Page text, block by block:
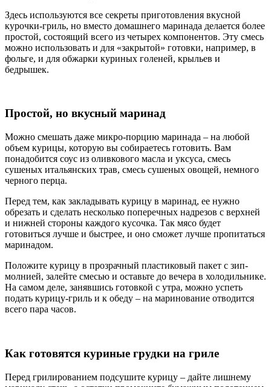
Здесь используются все секреты приготовления вкусной
курочки-гриль, но вместо домашнего маринада делается более
простой, состоящий всего из четырех компонентов. Эту смесь
можно использовать и для «закрытой» готовки, например, в
фольге, и для обжарки куриных голеней, крыльев и
бедрышек.
Простой, но вкусный маринад
Можно смешать даже микро-порцию маринада – на любой
объем курицы, которую вы собираетесь готовить. Вам
понадобится соус из оливкового масла и уксуса, смесь
сушеных итальянских трав, смесь сушеных овощей, немного
черного перца.
Перед тем, как закладывать курицу в маринад, ее нужно
обрезать и сделать несколько поперечных надрезов с верхней
и нижней стороны каждого кусочка. Так мясо будет
готовиться лучше и быстрее, и оно сможет лучше пропитаться
маринадом.
Положите курицу в прозрачный пластиковый пакет с зип-
молнией, залейте смесью и оставьте до вечера в холодильнике.
На самом деле, занявшись готовкой с утра, можно успеть
подать курицу-гриль и к обеду – на маринование отводится
всего пара часов.
Как готовятся куриные грудки на гриле
Перед грилированием подсушите курицу – дайте лишнему